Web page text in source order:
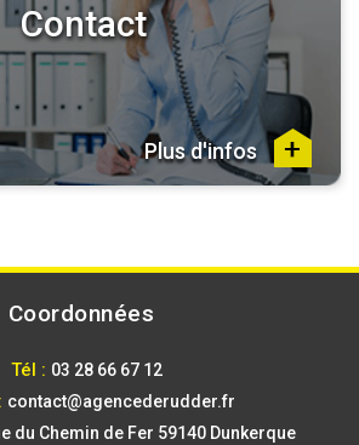
Contact
Plus d'infos
Coordonnées
Tél : 03 28 66 67 12
contact@agencederudder.fr
du Chemin de Fer 59140 Dunkerque